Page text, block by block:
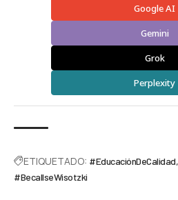
Google AI
Gemini
Grok
Perplexity
ETIQUETADO: #EducaciónDeCalidad
#BecaIlseWisotzki